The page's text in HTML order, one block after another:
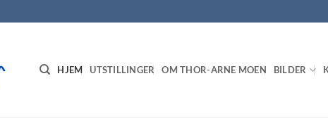
HJEM UTSTILLINGER OM THOR-ARNE MOEN BILDER